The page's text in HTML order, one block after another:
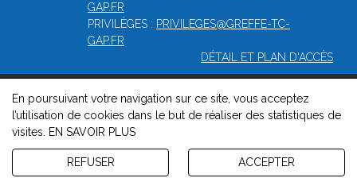
GAP.FR
PRIVILÈGES : PRIVILEGES@GREFFE-TC-
GAP.FR
DÉTAIL ET PLAN D'ACCÈS
© 2026, Greffe du Tribunal de Commerce de Gap -Mentions
légales-Contact -Gestion des cookies -Politique de
confidentialité et de cookies
Version : 1.8.1
En poursuivant votre navigation sur ce site, vous acceptez
l’utilisation de cookies dans le but de réaliser des statistiques de
visites.
EN SAVOIR PLUS
REFUSER ACCEPTER